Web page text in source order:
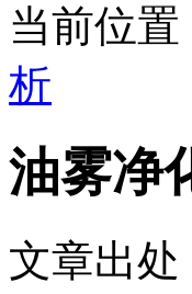
当前位置
析
油雾净
文章出